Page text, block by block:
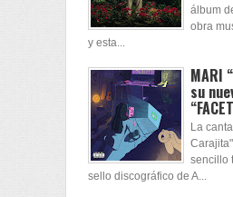
álbum
obra
y esta...
MARI
su
La
sencillo
sello discográfico de A...